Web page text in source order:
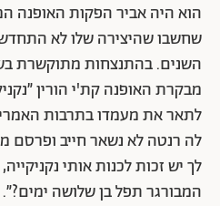
הוא היה אביר הפקות האופנה
שחשבו שהיצירה שלו לא
מבקרת האופנה קת'י הורין
לתאר את מעמדו בתרבות
לה רנטה לא נשאר חייב ופרסם
לך יש זכות לכנות אותי
המבורגר תפל בן שלושה ימים?״.